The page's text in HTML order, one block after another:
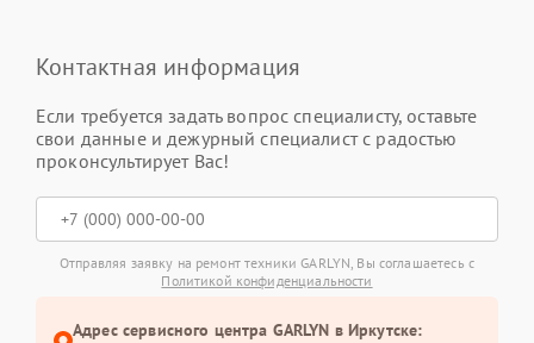
Контактная информация
Если требуется задать вопрос специалисту, оставьте
свои данные и дежурный специалист с радостью
проконсультирует Вас!
Отправляя заявку на ремонт техники GARLYN, Вы соглашаетесь с
Политикой конфиденциальности
Адрес сервисного центра GARLYN в Иркутске: